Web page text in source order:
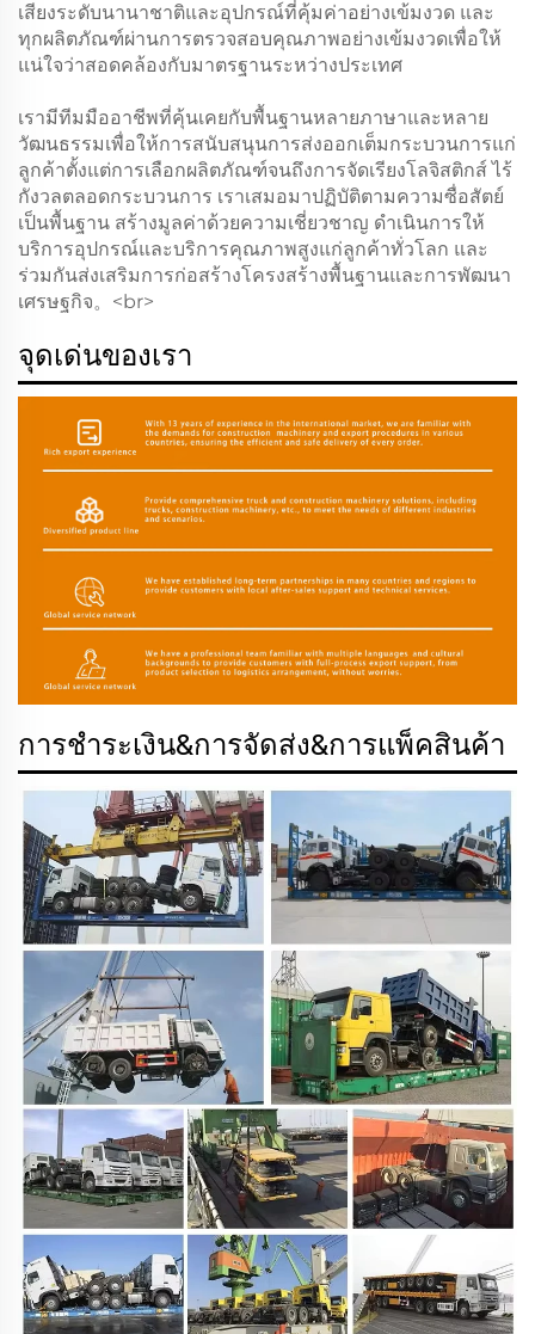
เสียงระดับนานาชาติและอุปกรณ์ที่คุ้มค่าอย่างเข้มงวด และ
ทุกผลิตภัณฑ์ผ่านการตรวจสอบคุณภาพอย่างเข้มงวดเพื่อให้
แน่ใจว่าสอดคล้องกับมาตรฐานระหว่างประเทศ
เรามีทีมมืออาชีพที่คุ้นเคยกับพื้นฐานหลายภาษาและหลาย
วัฒนธรรมเพื่อให้การสนับสนุนการส่งออกเต็มกระบวนการแก่
ลูกค้าตั้งแต่การเลือกผลิตภัณฑ์จนถึงการจัดเรียงโลจิสติกส์ ไร้
กังวลตลอดกระบวนการ เราเสมอมาปฏิบัติตามความซื่อสัตย์
เป็นพื้นฐาน สร้างมูลค่าด้วยความเชี่ยวชาญ ดำเนินการให้
บริการอุปกรณ์และบริการคุณภาพสูงแก่ลูกค้าทั่วโลก และ
ร่วมกันส่งเสริมการก่อสร้างโครงสร้างพื้นฐานและการพัฒนา
เศรษฐกิจ。<br>
จุดเด่นของเรา
การชำระเงิน&การจัดส่ง&การแพ็คสินค้า